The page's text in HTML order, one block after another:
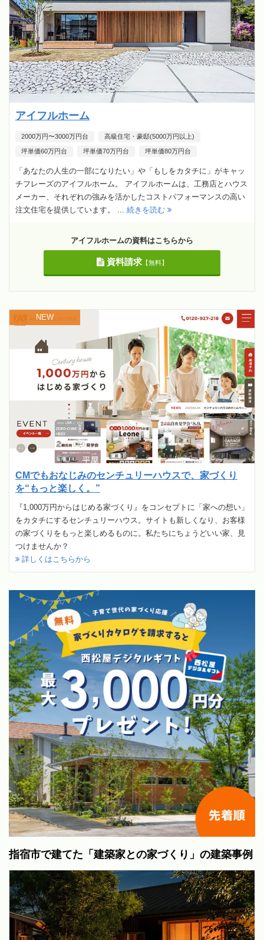
アイフルホーム
2000万円〜3000万円台 高級住宅・豪邸(5000万円以上)
坪単価60万円台 坪単価70万円台 坪単価80万円台
「あなたの人生の一部になりたい」や「もしをカタチに」がキャッ
チフレーズのアイフルホーム。 アイフルホームは、工務店とハウス
メーカー、それぞれの強みを活かしたコストパフォーマンスの高い
注文住宅を提供しています。 ... 続きを読む
アイフルホームの資料はこちらから
資料請求【無料】
CMでもおなじみのセンチュリーハウスで、家づくり
を“もっと楽しく。”
『1,000万円からはじめる家づくり』をコンセプトに「家への想い」
をカタチにするセンチュリーハウス。サイトも新しくなり、お客様
の家づくりをもっと楽しめるものに。私たちにちょうどいい家、見
つけませんか？
詳しくはこちらから
NEW
指宿市で建てた「建築家との家づくり」の建築事例